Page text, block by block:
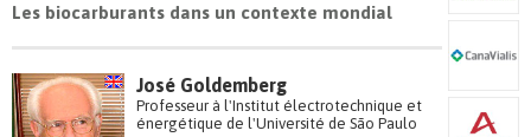
Les biocarburants dans un contexte mondial
José Goldemberg
Professeur à l'Institut électrotechnique et
énergétique de l'Université de São Paulo